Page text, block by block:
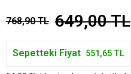
768,90 TL 649,00 TL
Sepetteki Fiyat 551,65 TL